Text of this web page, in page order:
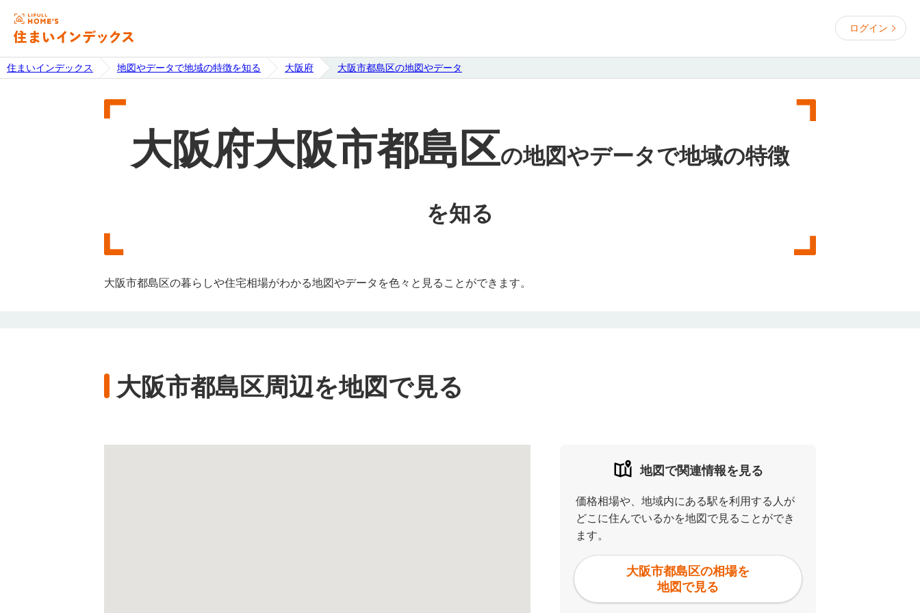
ログイン
住まいインデックス 地図やデータで地域の特徴を知る 大阪府 大阪市都島区の地図やデータ
大阪府大阪市都島区の地図やデータで地域の特徴
を知る
大阪市都島区の暮らしや住宅相場がわかる地図やデータを色々と見ることができます。
大阪市都島区周辺を地図で見る
地図で関連情報を見る
価格相場や、地域内にある駅を利用する人が
どこに住んでいるかを地図で見ることができ
ます。
大阪市都島区の相場を
地図で見る